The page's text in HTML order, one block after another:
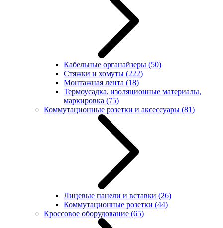
Кабельные органайзеры (50)
Стяжки и хомуты (222)
Монтажная лента (18)
Термоусадка, изоляционные материалы,
маркировка (75)
Коммутационные розетки и аксессуары (81)
Лицевые панели и вставки (26)
Коммутационные розетки (44)
Кроссовое оборудование (65)